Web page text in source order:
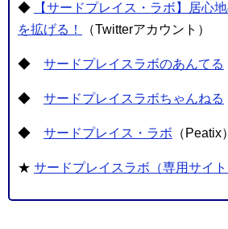
◆
【サードプレイス・ラボ】居心
を拡げる！
（Twitterアカウント）
◆ サードプレイスラボのあんてる
◆ サードプレイスラボちゃんねる
◆ サードプレイス・ラボ （Peatix）
★ サードプレイスラボ（専用サイト